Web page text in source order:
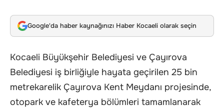
Google'da haber kaynağınızı Haber Kocaeli olarak seçin
Kocaeli Büyükşehir Belediyesi ve Çayırova
Belediyesi iş birliğiyle hayata geçirilen 25 bin
metrekarelik Çayırova Kent Meydanı projesinde,
otopark ve kafeterya bölümleri tamamlanarak